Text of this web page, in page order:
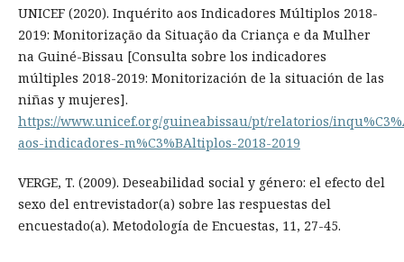
UNICEF (2020). Inquérito aos Indicadores Múltiplos 2018-
2019: Monitorização da Situação da Criança e da Mulher
na Guiné-Bissau [Consulta sobre los indicadores
múltiples 2018-2019: Monitorización de la situación de las
niñas y mujeres].
https://www.unicef.org/guineabissau/pt/relatorios/
aos-indicadores-m%C3%BAltiplos-2018-2019
VERGE, T. (2009). Deseabilidad social y género: el efecto del
sexo del entrevistador(a) sobre las respuestas del
encuestado(a). Metodología de Encuestas, 11, 27-45.